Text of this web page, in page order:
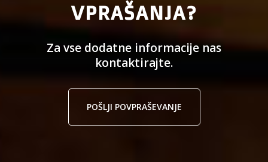
VPRAŠANJA?
Za vse dodatne informacije nas
kontaktirajte.
POŠLJI POVPRAŠEVANJE